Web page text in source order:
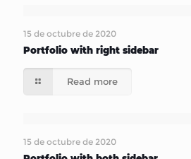
15 de octubre de 2020
Portfolio with right sidebar
Read more
15 de octubre de 2020